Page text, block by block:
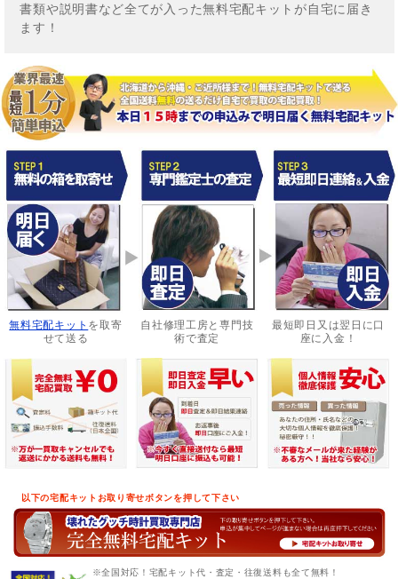
書類や説明書など全てが入った無料宅配キットが自宅に届き
ます！
無料宅配キット を取寄
せて送る
自社修理工房と専門技
術で査定
最短即日又は翌日に口
座に入金！
以下の宅配キットお取り寄せボタンを押して下さい
※全国対応！宅配キット代・査定・往復送料も全て無料！